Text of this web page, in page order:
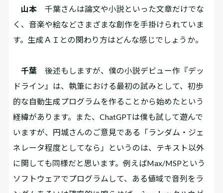
山本 千葉さんは論文や小説といった文章だけでな
く、音楽や絵などさまざまな創作を手掛けられていま
す。生成ＡＩとの関わり方はどんな感じでしょうか。
千葉 後述もしますが、僕の小説デビュー作『デッ
ドライン』は、執筆における最初の試みとして、初歩
的な自動生成プログラムを作ることから始めたという
経緯があります。また、ChatGPTは僕も試して遊んで
いますが、円城さんのご意見である「ランダム・ジェ
ネレータ程度としてなら」というのは、テキスト以外
に関しても同様だと思います。例えばMax/MSPという
ソフトウェアでプログラムして、ある値域で音列をラ